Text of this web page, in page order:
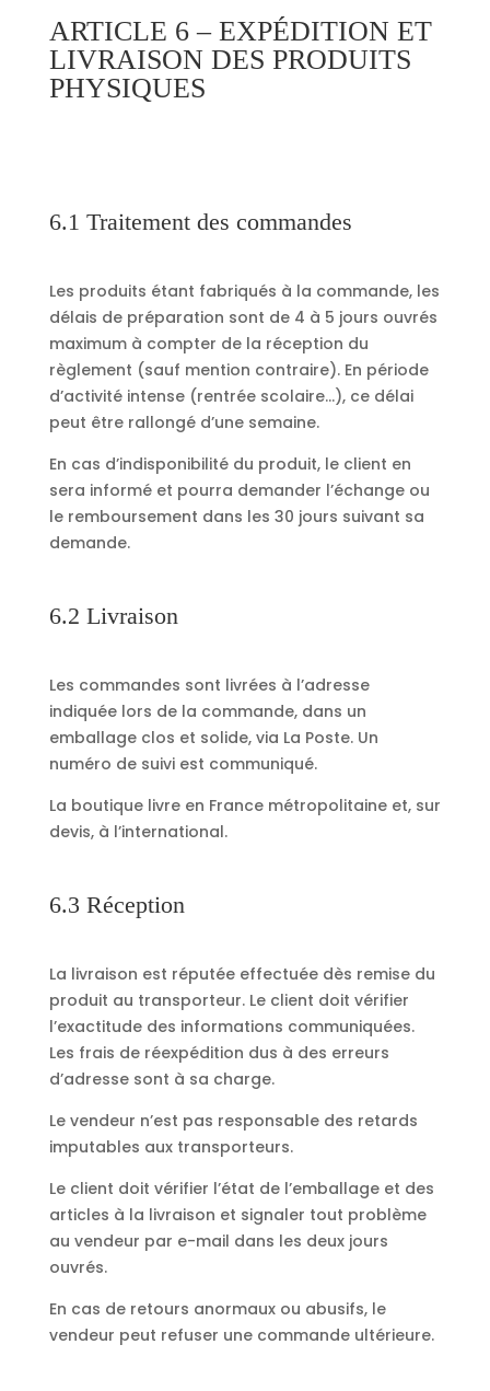
ARTICLE 6 – EXPÉDITION ET
LIVRAISON DES PRODUITS
PHYSIQUES
6.1 Traitement des commandes
Les produits étant fabriqués à la commande, les
délais de préparation sont de 4 à 5 jours ouvrés
maximum à compter de la réception du
règlement (sauf mention contraire). En période
d’activité intense (rentrée scolaire…), ce délai
peut être rallongé d’une semaine.
En cas d’indisponibilité du produit, le client en
sera informé et pourra demander l’échange ou
le remboursement dans les 30 jours suivant sa
demande.
6.2 Livraison
Les commandes sont livrées à l’adresse
indiquée lors de la commande, dans un
emballage clos et solide, via La Poste. Un
numéro de suivi est communiqué.
La boutique livre en France métropolitaine et, sur
devis, à l’international.
6.3 Réception
La livraison est réputée effectuée dès remise du
produit au transporteur. Le client doit vérifier
l’exactitude des informations communiquées.
Les frais de réexpédition dus à des erreurs
d’adresse sont à sa charge.
Le vendeur n’est pas responsable des retards
imputables aux transporteurs.
Le client doit vérifier l’état de l’emballage et des
articles à la livraison et signaler tout problème
au vendeur par e-mail dans les deux jours
ouvrés.
En cas de retours anormaux ou abusifs, le
vendeur peut refuser une commande ultérieure.